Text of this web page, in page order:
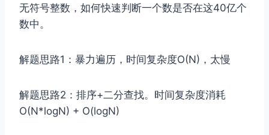
⽆符号整数，如何快速判断⼀个数是否在这40亿个
数中。
解题思路1：暴⼒遍历，时间复杂度O(N)，太慢
解题思路2：排序+⼆分查找。时间复杂度消耗
O(N*logN) + O(logN)